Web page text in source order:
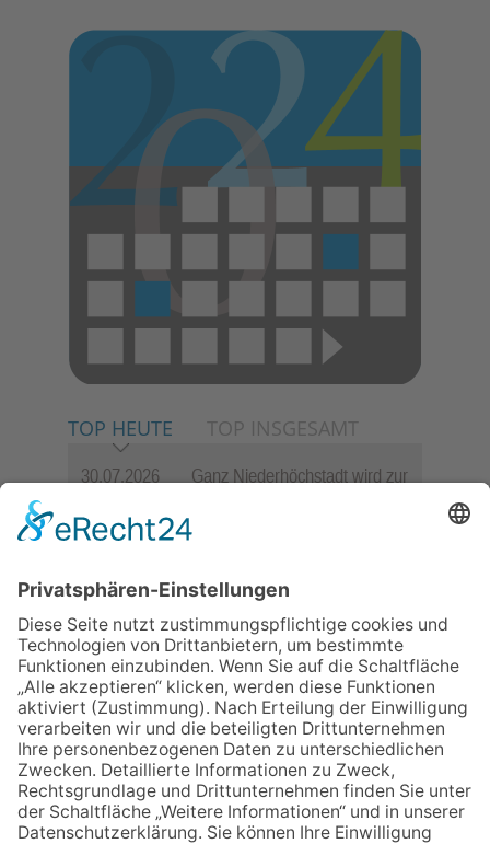
TOP HEUTE TOP INSGESAMT
30.07.2026
Ganz Niederhöchstadt wird zur
06.08.2026
Jugendchor Hochtaunus
Programm „Changes“
Sommerabend: Der Rettershof
lädt wieder zum Weinfest ein
06.08.2026
Hisamoto und Tölke begeistern
mit Werken von Walter
Wachsmuth
06.08.2026
„die 80er live“ – Die große
Stadiontour kommt nach
Frankfurt